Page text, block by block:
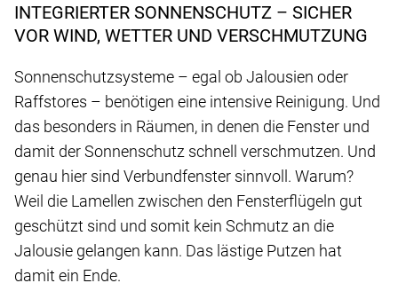
INTEGRIERTER SONNENSCHUTZ – SICHER
VOR WIND, WETTER UND VERSCHMUTZUNG
Sonnenschutzsysteme – egal ob Jalousien oder
Raffstores – benötigen eine intensive Reinigung. Und
das besonders in Räumen, in denen die Fenster und
damit der Sonnenschutz schnell verschmutzen. Und
genau hier sind Verbundfenster sinnvoll. Warum?
Weil die Lamellen zwischen den Fensterflügeln gut
geschützt sind und somit kein Schmutz an die
Jalousie gelangen kann. Das lästige Putzen hat
damit ein Ende.